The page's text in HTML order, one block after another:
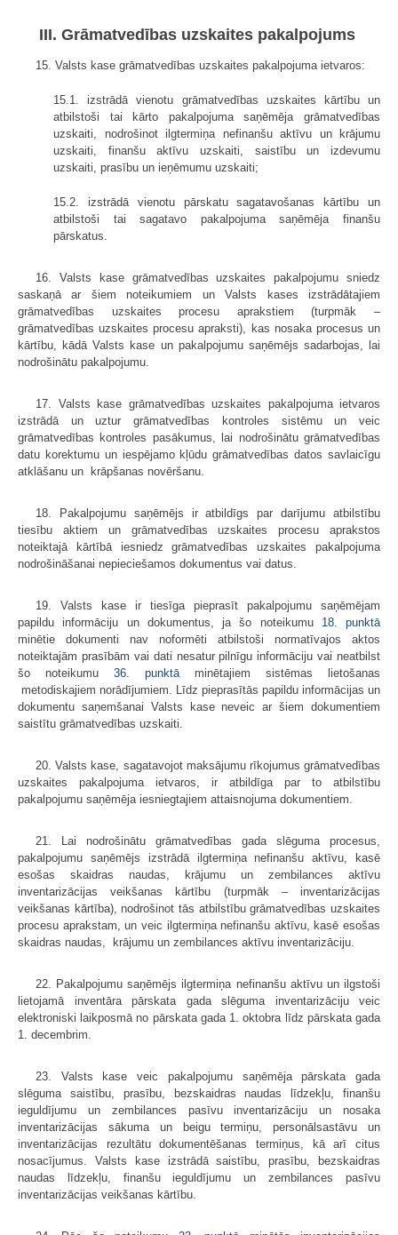
III. Grāmatvedības uzskaites pakalpojums
15. Valsts kase grāmatvedības uzskaites pakalpojuma ietvaros:
15.1. izstrādā vienotu grāmatvedības uzskaites kārtību un
atbilstoši tai kārto pakalpojuma saņēmēja grāmatvedības
uzskaiti, nodrošinot ilgtermiņa nefinanšu aktīvu un krājumu
uzskaiti, finanšu aktīvu uzskaiti, saistību un izdevumu
uzskaiti, prasību un ieņēmumu uzskaiti;
15.2. izstrādā vienotu pārskatu sagatavošanas kārtību un
atbilstoši tai sagatavo pakalpojuma saņēmēja finanšu
pārskatus.
16. Valsts kase grāmatvedības uzskaites pakalpojumu sniedz
saskaņā ar šiem noteikumiem un Valsts kases izstrādātajiem
grāmatvedības uzskaites procesu aprakstiem (turpmāk –
grāmatvedības uzskaites procesu apraksti), kas nosaka procesus un
kārtību, kādā Valsts kase un pakalpojumu saņēmējs sadarbojas, lai
nodrošinātu pakalpojumu.
17. Valsts kase grāmatvedības uzskaites pakalpojuma ietvaros
izstrādā un uztur grāmatvedības kontroles sistēmu un veic
grāmatvedības kontroles pasākumus, lai nodrošinātu grāmatvedības
datu korektumu un iespējamo kļūdu grāmatvedības datos savlaicīgu
atklāšanu un krāpšanas novēršanu.
18. Pakalpojumu saņēmējs ir atbildīgs par darījumu atbilstību
tiesību aktiem un grāmatvedības uzskaites procesu aprakstos
noteiktajā kārtībā iesniedz grāmatvedības uzskaites pakalpojuma
nodrošināšanai nepieciešamos dokumentus vai datus.
19. Valsts kase ir tiesīga pieprasīt pakalpojumu saņēmējam
papildu informāciju un dokumentus, ja šo noteikumu 18. punktā
minētie dokumenti nav noformēti atbilstoši normatīvajos aktos
noteiktajām prasībām vai dati nesatur pilnīgu informāciju vai neatbilst
šo noteikumu 36. punktā minētajiem sistēmas lietošanas
metodiskajiem norādījumiem. Līdz pieprasītās papildu informācijas un
dokumentu saņemšanai Valsts kase neveic ar šiem dokumentiem
saistītu grāmatvedības uzskaiti.
20. Valsts kase, sagatavojot maksājumu rīkojumus grāmatvedības
uzskaites pakalpojuma ietvaros, ir atbildīga par to atbilstību
pakalpojumu saņēmēja iesniegtajiem attaisnojuma dokumentiem.
21. Lai nodrošinātu grāmatvedības gada slēguma procesus,
pakalpojumu saņēmējs izstrādā ilgtermiņa nefinanšu aktīvu, kasē
esošas skaidras naudas, krājumu un zembilances aktīvu
inventarizācijas veikšanas kārtību (turpmāk – inventarizācijas
veikšanas kārtība), nodrošinot tās atbilstību grāmatvedības uzskaites
procesu aprakstam, un veic ilgtermiņa nefinanšu aktīvu, kasē esošas
skaidras naudas, krājumu un zembilances aktīvu inventarizāciju.
22. Pakalpojumu saņēmējs ilgtermiņa nefinanšu aktīvu un ilgstoši
lietojamā inventāra pārskata gada slēguma inventarizāciju veic
elektroniski laikposmā no pārskata gada 1. oktobra līdz pārskata gada
1. decembrim.
23. Valsts kase veic pakalpojumu saņēmēja pārskata gada
slēguma saistību, prasību, bezskaidras naudas līdzekļu, finanšu
ieguldījumu un zembilances pasīvu inventarizāciju un nosaka
inventarizācijas sākuma un beigu termiņu, personālsastāvu un
inventarizācijas rezultātu dokumentēšanas termiņus, kā arī citus
nosacījumus. Valsts kase izstrādā saistību, prasību, bezskaidras
naudas līdzekļu, finanšu ieguldījumu un zembilances pasīvu
inventarizācijas veikšanas kārtību.